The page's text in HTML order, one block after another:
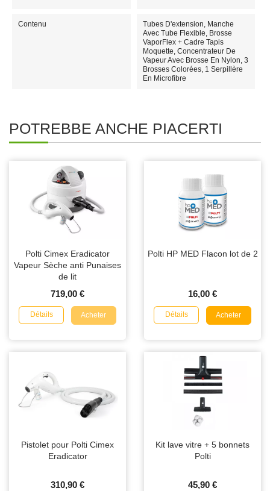
Contenu
Tubes D'extension, Manche
Avec Tube Flexible, Brosse
VaporFlex + Cadre Tapis
Moquette, Concentrateur De
Vapeur Avec Brosse En Nylon, 3
Brosses Colorées, 1 Serpillère
En Microfibre
POTREBBE ANCHE PIACERTI
Polti Cimex Eradicator
Vapeur Sèche anti Punaises
de lit
719,00 €
Détails Acheter
Polti HP MED Flacon lot de 2
16,00 €
Détails Acheter
Pistolet pour Polti Cimex
Eradicator
310,90 €
Kit lave vitre + 5 bonnets
Polti
45,90 €